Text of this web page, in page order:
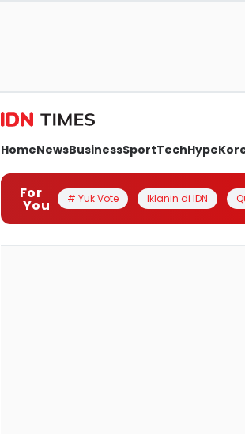
HomeNewsBusinessSportTechHype
For
You # Yuk Vote Iklanin di IDN